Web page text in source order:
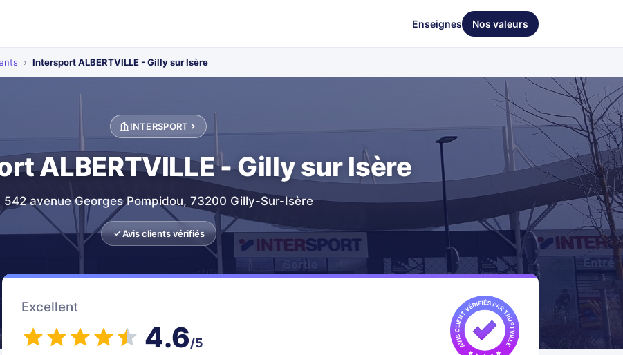
Enseignes Nos valeurs
› Intersport ALBERTVILLE - Gilly sur Isère
INTERSPORT
ALBERTVILLE - Gilly sur Isère
542 avenue Georges Pompidou, 73200 Gilly-Sur-Isère
Avis clients vérifiés
Excellent
4.6/5